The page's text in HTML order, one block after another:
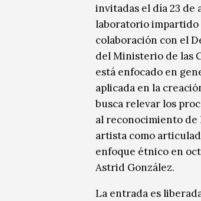
invitadas el día 23 de
laboratorio impartido
colaboración con el
del Ministerio de las
está enfocado en
aplicada en la
busca relevar los
al reconocimiento
artista como
enfoque étnico en
Astrid González.
La entrada es